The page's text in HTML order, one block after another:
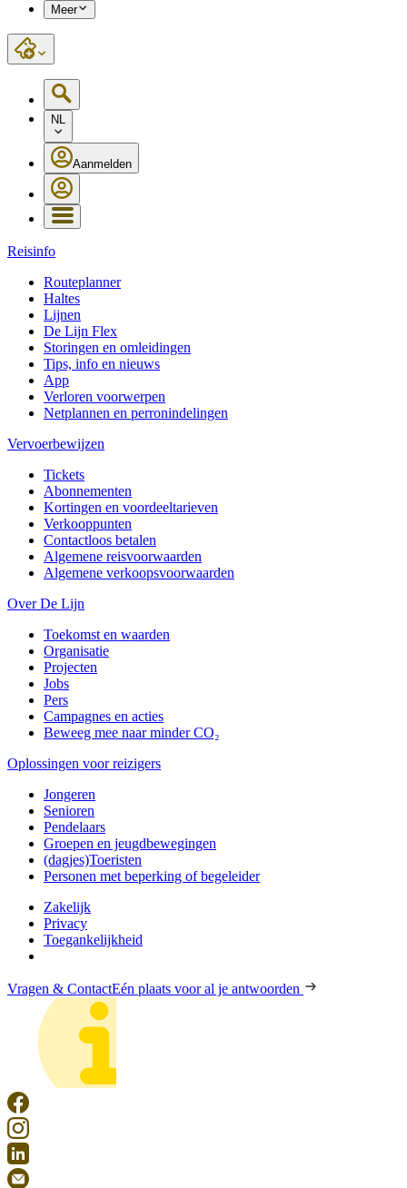
Meer
NL
Aanmelden
Reisinfo
Routeplanner
Haltes
Lijnen
De Lijn Flex
Storingen en omleidingen
Tips, info en nieuws
App
Verloren voorwerpen
Netplannen en perronindelingen
Vervoerbewijzen
Tickets
Abonnementen
Kortingen en voordeeltarieven
Verkooppunten
Contactloos betalen
Algemene reisvoorwaarden
Algemene verkoopsvoorwaarden
Over De Lijn
Toekomst en waarden
Organisatie
Projecten
Jobs
Pers
Campagnes en acties
Beweeg mee naar minder CO₂
Oplossingen voor reizigers
Jongeren
Senioren
Pendelaars
Groepen en jeugdbewegingen
(dagjes)Toeristen
Personen met beperking of begeleider
Zakelijk
Privacy
Toegankelijkheid
Vragen & ContactEén plaats voor al je antwoorden